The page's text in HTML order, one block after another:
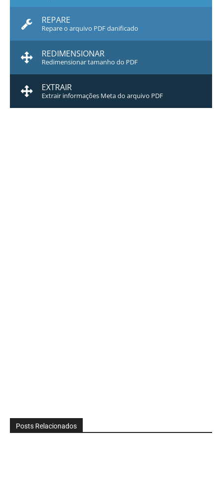
REPARE
Repare o arquivo PDF danificado
REDIMENSIONAR
Redimensionar tamanho do PDF
EXTRAIR
Extrair informações Meta do arquivo PDF
Posts Relacionados